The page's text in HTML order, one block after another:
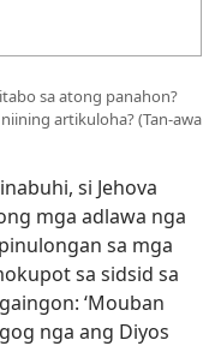
sa atong panahon?
artikuloha? (Tan-awa
si Jehova
mga adlawa nga
sa mga
sa sidsid sa
‘Mouban
nga ang Diyos